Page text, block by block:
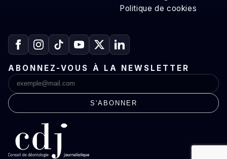
Politique de cookies
ABONNEZ-VOUS À LA NEWSLETTER